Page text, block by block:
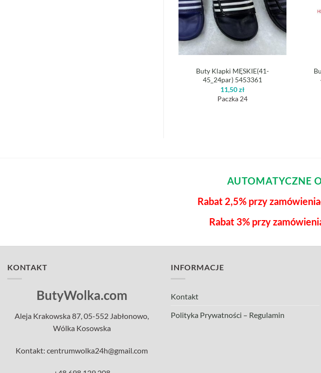
Buty Klapki MĘSKIE(41-
45_24par) 5453361
11,50zł
Paczka 24
AUTOMATYCZNE
Rabat 2,5% przy
Rabat 3% przy
KONTAKT
ButyWolka.com
Aleja Krakowska 87, 05-552 Jabłonowo,
Wólka Kosowska
Kontakt: centrumwolka24h@gmail.com
INFORMACJE
Kontakt
Polityka Prywatności – Regulamin